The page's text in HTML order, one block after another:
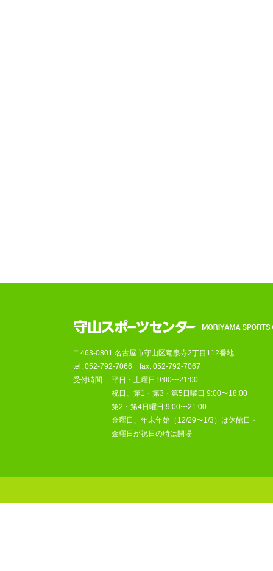
〒463-0801 名古屋市守山区竜泉寺2丁目112番地
tel. 052-792-7066 fax. 052-792-7067
受付時間
平日・土曜日 9:00〜21:00
祝日、第1・第3・第5日曜日 9:00〜18:00
第2・第4日曜日 9:00〜21:00
金曜日、年末年始（12/29〜1/3）は休館日・
金曜日が祝日の時は開場